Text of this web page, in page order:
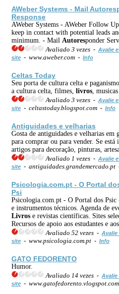
AWeber Systems - Mail Autores
Response
AWeber Systems - AWeber Follow Up
keep in contact with potential leads
minimum. - Mail Autoresponder
Avaliado 3 vezes - Avalie
site - www.aweber.com - Info
Celtas Today
Seu porta de cultura celta e
a cultura celta, filmes, livros ,
Avaliado 3 vezes - Avalie
site - celtastoday.blogspot.com - Info
Antiguidades e velharias
Gosta de antiguidades e velharias em
para comprar ou para vender. Se está
artigos para decoração, pinturas,
Avaliado 1 vezes - Avalie
site - antiguidades.grandemercado.pt
Psicologia.com.pt - O Portal
Psi
Psicologia.com.pt - O Portal dos
e instrumentos técnicos. Agenda de
Livros e revistas científicas. Sites
Recursos de apoio aos estudantes e
Avaliado 52 vezes - Avalie
site - www.psicologia.com.pt - Info
GATO FEDORENTO
Humor.
Avaliado 14 vezes - Avalie
site -